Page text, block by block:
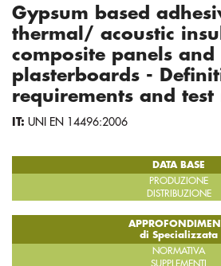
Gypsum based
thermal/ acoustic
composite panels and
plasterboards -
requirements and test
IT: UNI EN 14496:2006
DATA BASE
PRODUZIONE
DISTRIBUZIONE
di Specializzata
NORMATIVA
SUPPLEMENTI